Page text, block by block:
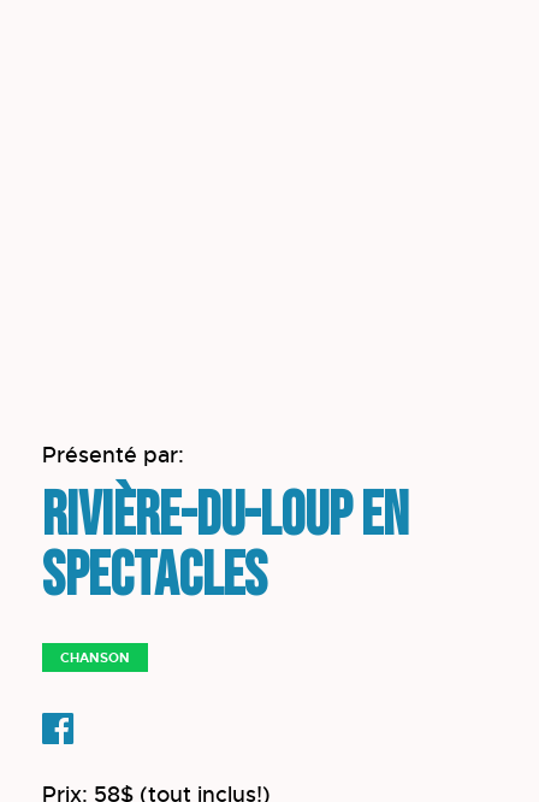
Présenté par:
Rivière-du-Loup en
spectacles
CHANSON
Prix: 58$ (tout inclus!)